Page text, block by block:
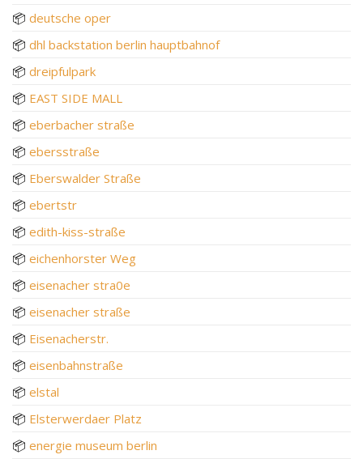
📦 deutsche oper
📦 dhl backstation berlin hauptbahnof
📦 dreipfulpark
📦 EAST SIDE MALL
📦 eberbacher straße
📦 ebersstraße
📦 Eberswalder Straße
📦 ebertstr
📦 edith-kiss-straße
📦 eichenhorster Weg
📦 eisenacher stra0e
📦 eisenacher straße
📦 Eisenacherstr.
📦 eisenbahnstraße
📦 elstal
📦 Elsterwerdaer Platz
📦 energie museum berlin